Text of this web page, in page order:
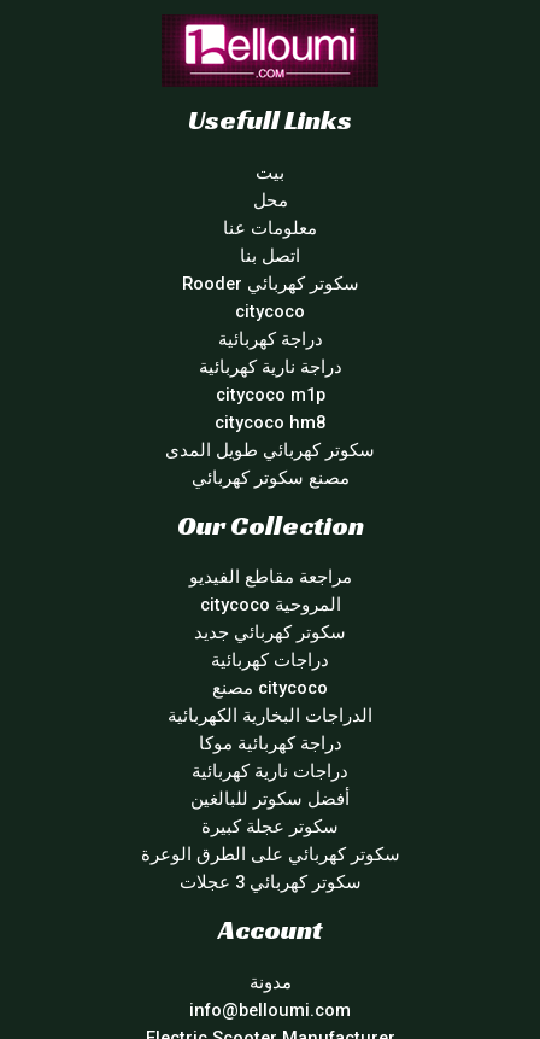
Usefull Links
بيت
محل
معلومات عنا
اتصل بنا
سكوتر كهربائي Rooder
citycoco
دراجة كهربائية
دراجة نارية كهربائية
citycoco m1p
citycoco hm8
سكوتر كهربائي طويل المدى
مصنع سكوتر كهربائي
Our Collection
مراجعة مقاطع الفيديو
المروحية citycoco
سكوتر كهربائي جديد
دراجات كهربائية
citycoco مصنع
الدراجات البخارية الكهربائية
دراجة كهربائية موكا
دراجات نارية كهربائية
أفضل سكوتر للبالغين
سكوتر عجلة كبيرة
سكوتر كهربائي على الطرق الوعرة
سكوتر كهربائي 3 عجلات
Account
مدونة
info@belloumi.com